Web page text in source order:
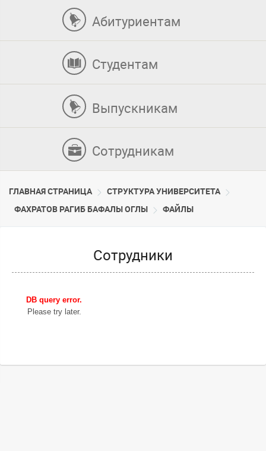
Абитуриентам
Студентам
Выпускникам
Сотрудникам
ГЛАВНАЯ СТРАНИЦА
CТРУКТУРА УНИВЕРСИТЕТА
ФАХРАТОВ РАГИБ БАФАЛЫ ОГЛЫ
ФАЙЛЫ
Сотрудники
DB query error.
Please try later.